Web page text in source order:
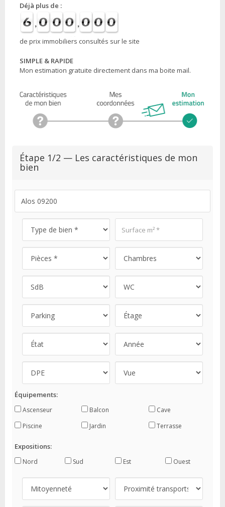
Déjà plus de :
de prix immobiliers consultés sur le site
SIMPLE & RAPIDE
Mon estimation gratuite directement dans ma boite mail.
Étape 1/2 — Les caractéristiques de mon
bien
Équipements:
Ascenseur Balcon
Cave
Piscine
Jardin Terrasse
Expositions:
Nord Sud Est Ouest